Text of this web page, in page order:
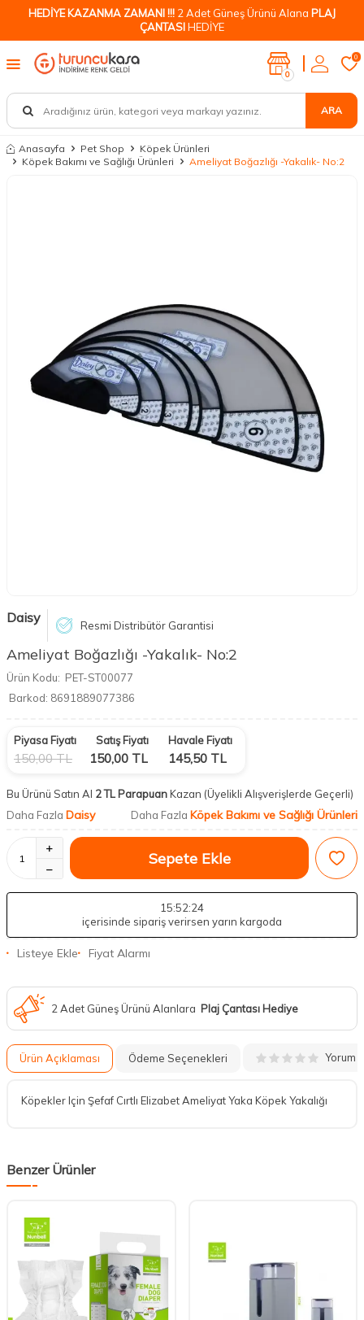
HEDİYE KAZANMA ZAMANI !!! 2 Adet Güneş Ürünü Alana PLAJ
ÇANTASIHEDİYE
ARA
0
0
Anasayfa Pet Shop
Köpek Ürünleri
Köpek Bakımı ve Sağlığı Ürünleri
Ameliyat Boğazlığı -Yakalık- No:2
Daisy Resmi Distribütör Garantisi
Ameliyat Boğazlığı -Yakalık- No:2
Ürün Kodu: PET-ST00077
Barkod: 8691889077386
Piyasa Fiyatı
150,00TL
Satış Fiyatı
150,00 TL
Havale Fiyatı
145,50 TL
Bu Ürünü Satın Al 2 TL ParapuanKazan (Üyelikli Alışverişlerde Geçerli)
Daha Fazla Daisy Daha Fazla Köpek Bakımı ve Sağlığı Ürünleri
Sepete Ekle
15:52:23
içerisinde sipariş verirsen yarın kargoda
Listeye Ekle Fiyat Alarmı
2 Adet Güneş Ürünü Alanlara Plaj Çantası Hediye
Ürün Açıklaması Ödeme Seçenekleri Yorum
Köpekler Için Şefaf Cırtlı Elizabet Ameliyat Yaka Köpek Yakalığı
Benzer Ürünler